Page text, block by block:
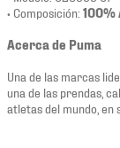
• Composición: 100%
Acerca de Puma
Una de las marcas
una de las prendas,
atletas del mundo, en